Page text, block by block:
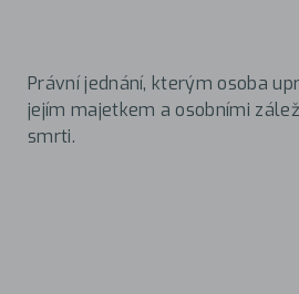
Právní jednání, kterým osoba
jejím majetkem a osobními
smrti.